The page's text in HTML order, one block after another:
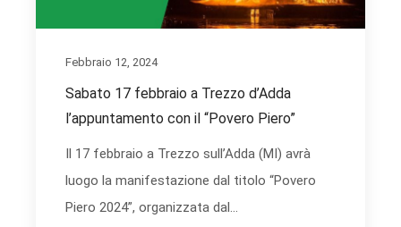
Febbraio 12, 2024
Sabato 17 febbraio a Trezzo d’Adda
l’appuntamento con il “Povero Piero”
Il 17 febbraio a Trezzo sull’Adda (MI) avrà
luogo la manifestazione dal titolo “Povero
Piero 2024”, organizzata dal...